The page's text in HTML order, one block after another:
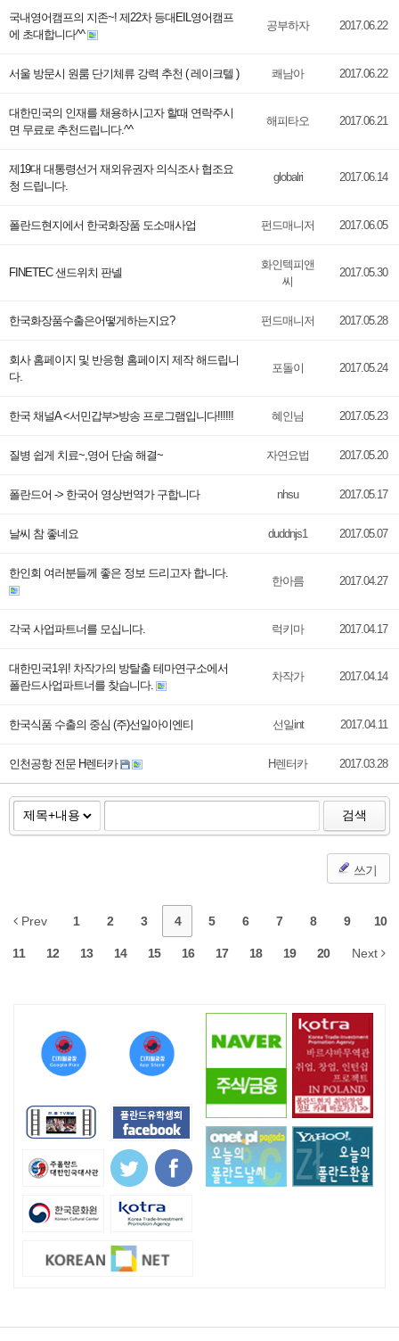
국내영어캠프의 지존~! 제22차 등대EIL영어캠프
에 초대합니다^^
공부하자 2017.06.22
서울 방문시 원룸 단기체류 강력 추천 ( 레이크텔 ) 쾌남아 2017.06.22
대한민국의 인재를 채용하시고자 할때 연락주시
면 무료로 추천드립니다.^^
해피타오 2017.06.21
제19대 대통령선거 재외유권자 의식조사 협조요
청 드립니다.
globalri 2017.06.14
폴란드현지에서 한국화장품 도소매사업 펀드매니저 2017.06.05
FINETEC 샌드위치 판넬
화인텍피앤
씨
2017.05.30
한국화장품수출은어떻게하는지요? 펀드매니저 2017.05.28
회사 홈페이지 및 반응형 홈페이지 제작 해드립니
다.
포돌이 2017.05.24
한국 채널A <서민갑부>방송 프로그램입니다!!!!!! 혜인님 2017.05.23
질병 쉽게 치료~,영어 단숨 해결~ 자연요법 2017.05.20
폴란드어 -> 한국어 영상번역가 구합니다 nhsu 2017.05.17
날씨 참 좋네요 duddnjs1 2017.05.07
한인회 여러분들께 좋은 정보 드리고자 합니다.
한아름 2017.04.27
각국 사업파트너를 모십니다. 럭키마 2017.04.17
대한민국1위! 차작가의 방탈출 테마연구소에서
폴란드사업파트너를 찾습니다.
차작가 2017.04.14
한국식품 수출의 중심 (주)선일아이엔티 선일int 2017.04.11
인천공항 전문 H렌터카 H렌터카 2017.03.28
검색
쓰기
Prev 1 2 3 4 5 6 7 8 9 10
11 12 13 14 15 16 17 18 19 20 Next